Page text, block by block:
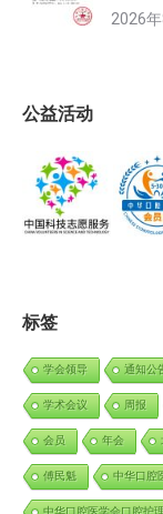
2026
公益活动
标签
学会领导 通知公
学术会议 周报
会员 年会
傅民魁 中华口腔
中华口腔医学会口腔护